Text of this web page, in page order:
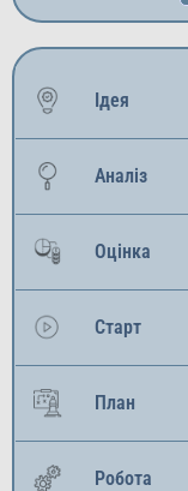
Ідея
Аналіз
Оцінка
Старт
План
Робота